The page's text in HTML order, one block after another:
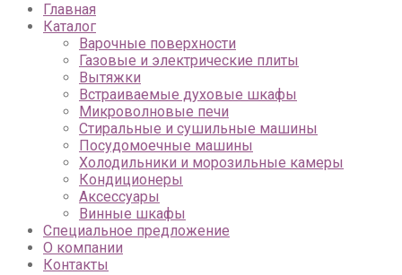
Главная
Каталог
Варочные поверхности
Газовые и электрические плиты
Вытяжки
Встраиваемые духовые шкафы
Микроволновые печи
Стиральные и сушильные машины
Посудомоечные машины
Холодильники и морозильные камеры
Кондиционеры
Аксессуары
Винные шкафы
Специальное предложение
О компании
Контакты